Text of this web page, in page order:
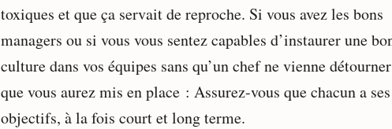
toxiques et que ça servait de reproche. Si vous avez les bons
managers ou si vous vous sentez capables d’instaurer une
culture dans vos équipes sans qu’un chef ne vienne
que vous aurez mis en place : Assurez-vous que chacun a ses
objectifs, à la fois court et long terme.